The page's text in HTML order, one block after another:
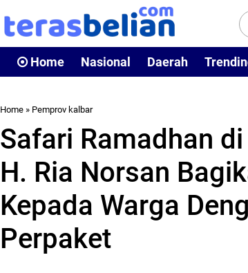
Home Nasional Daerah
Home » Pemprov kalbar
Safari Ramadhan
H. Ria Norsan
Kepada Warga
Perpaket